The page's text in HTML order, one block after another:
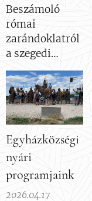
érkezünk.
Utközben
megnézzük a
Wieliczkai
sóbányákat.
Szállásunk
Krakkóban lesz.
Másnap egész
napos Krakkó
nézés. Késő
délután indunk...
Beszámoló
római
zarándoklatról
a szegedi
idősklub
tagjaival
Egyházközségi
nyári
programjaink
2026.04.17